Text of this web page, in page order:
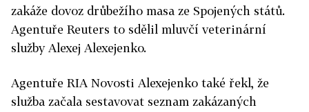
zakáže dovoz drůbežího masa ze Spojených států.
Agentuře Reuters to sdělil mluvčí veterinární
služby Alexej Alexejenko.
Agentuře RIA Novosti Alexejenko také řekl, že
služba začala sestavovat seznam zakázaných